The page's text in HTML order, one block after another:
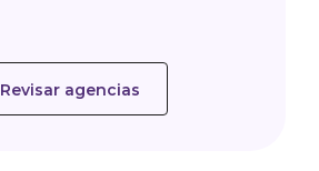
Revisar agencias